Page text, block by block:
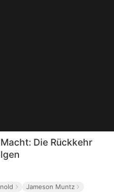
Die Rückkehr
Jameson Muntz